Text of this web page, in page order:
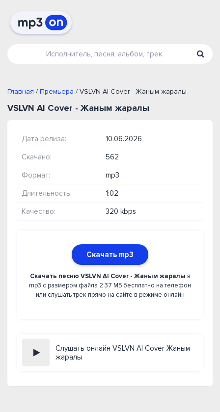
Главная / Премьера / VSLVN AI Cover - Жаным жаралы
VSLVN AI Cover - Жаным жаралы
Дата релиза: 10.06.2026
Скачано: 562
Формат: mp3
Длительность: 1:02
Качество: 320 kbps
Скачать mp3
Скачать песню VSLVN AI Cover - Жаным жаралы в
mp3 с размером файла 2.37 МБ бесплатно на телефон
или слушать трек прямо на сайте в режиме онлайн
Слушать онлайн VSLVN AI Cover Жаным
жаралы